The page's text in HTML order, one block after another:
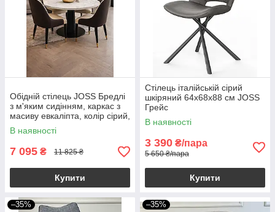
Обідній стілець JOSS Бредлі
з м'яким сидінням, каркас з
масиву евкаліпта, колір сірий,
розміри стільця 60×50×98 см
В наявності
7 095 ₴ 11 825 ₴
Купити
Стілець італійській сірий
шкіряний 64х68х88 см JOSS
Грейс
В наявності
3 390 ₴/пара
5 650 ₴/пара
Купити
–35% –35%